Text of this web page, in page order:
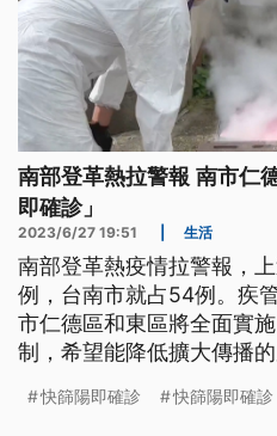
南部登革熱拉警報 南市仁
即確診」
2023/6/27 19:51 生活
南部登革熱疫情拉警報，
例，台南市就占54例。疾
市仁德區和東區將全面實
制，希望能降低擴大傳播的
快篩陽即確診 快篩陽即確診